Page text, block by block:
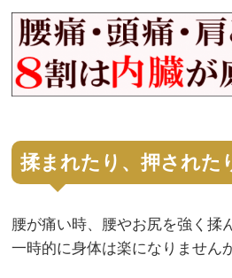
揉まれたり、押された
腰が痛い時、腰やお尻を強く揉
一時的に身体は楽になりません